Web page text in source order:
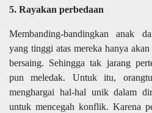
5. Rayakan perbedaan
Membanding-bandingkan anak
yang tinggi atas mereka hanya
bersaing. Sehingga tak jarang
pun meledak. Untuk itu,
menghargai hal-hal unik dalam
untuk mencegah konflik. Karena